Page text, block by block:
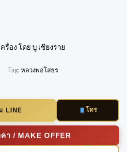
รื่อง โดย บู เชียงราย
Tag:หลวงพ่อโสธร
LINE โทร
า / MAKE OFFER